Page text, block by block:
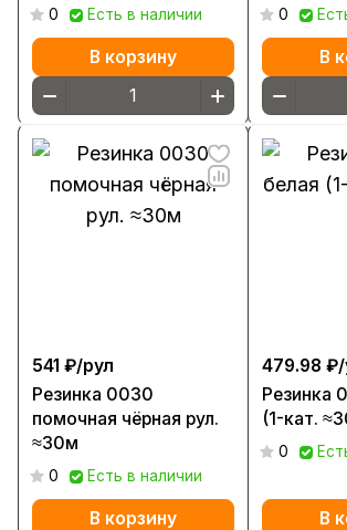
0 Есть в наличии
В корзину
0
В
541 ₽/рул
Резинка 0030
помочная чёрная рул.
≈30м
0 Есть в наличии
В корзину
479.98 ₽/
Резинка
(1-кат.
0
В